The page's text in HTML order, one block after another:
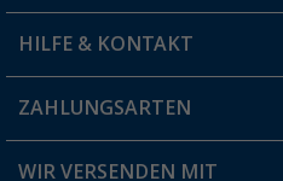
Vorteilskarte
Blog
HILFE & KONTAKT
FAQ & Kontakt
Versandinformationen
ZAHLUNGSARTEN
WIR VERSENDEN MIT